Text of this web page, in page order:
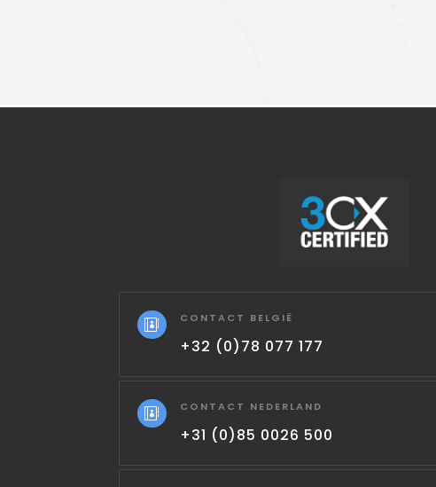
 CONTACT BELGIË
+32 (0)78 077 177
 CONTACT NEDERLAND
+31 (0)85 0026 500